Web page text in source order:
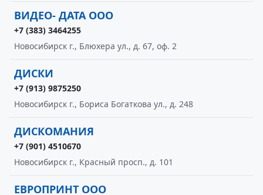
ВИДЕО- ДАТА ООО
+7 (383) 3464255
Новосибирск г., Блюхера ул., д. 67, оф. 2
ДИСКИ
+7 (913) 9875250
Новосибирск г., Бориса Богаткова ул., д. 248
ДИСКОМАНИЯ
+7 (901) 4510670
Новосибирск г., Красный просп., д. 101
ЕВРОПРИНТ ООО